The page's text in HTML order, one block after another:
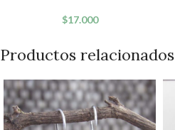
$17.000
Productos relacionados